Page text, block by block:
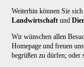
Weiterhin können Sie
Landwirtschaftund
Wir wünschen allen
Homepage und freuen
begrüßen zu dürfen; oder